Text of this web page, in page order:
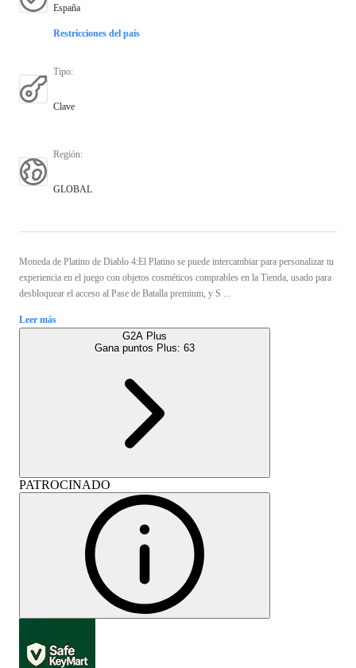
España
Restricciones del país
Tipo:
Clave
Región:
GLOBAL
Moneda de Platino de Diablo 4:El Platino se puede intercambiar para personalizar tu
experiencia en el juego con objetos cosméticos comprables en la Tienda, usado para
desbloquear el acceso al Pase de Batalla premium, y S ...
Leer más
G2A Plus
Gana puntos Plus: 63
PATROCINADO